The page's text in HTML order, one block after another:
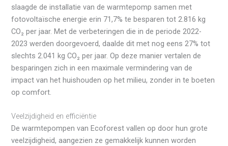
slaagde de installatie van de warmtepomp samen met
fotovoltaïsche energie erin 71,7% te besparen tot 2.816 kg
CO₂ per jaar. Met de verbeteringen die in de periode 2022-
2023 werden doorgevoerd, daalde dit met nog eens 27% tot
slechts 2.041 kg CO₂ per jaar. Op deze manier vertalen de
besparingen zich in een maximale vermindering van de
impact van het huishouden op het milieu, zonder in te boeten
op comfort.
Veelzijdigheid en efficiëntie
De warmtepompen van Ecoforest vallen op door hun grote
veelzijdigheid, aangezien ze gemakkelijk kunnen worden